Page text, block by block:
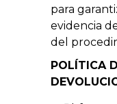
para
evidencia
del
POLÍTICA